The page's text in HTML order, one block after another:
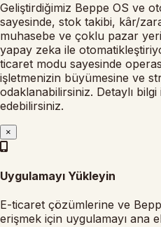
Geliştirdiğimiz Beppe OS ve
sayesinde, stok takibi, kâr/
muhasebe ve çoklu pazar
yapay zeka ile
ticaret modu sayesinde
işletmenizin büyümesine ve
odaklanabilirsiniz. Detaylı bilgi
edebilirsiniz.
×
Uygulamayı Yükleyin
E-ticaret çözümlerine ve
erişmek için uygulamayı ana